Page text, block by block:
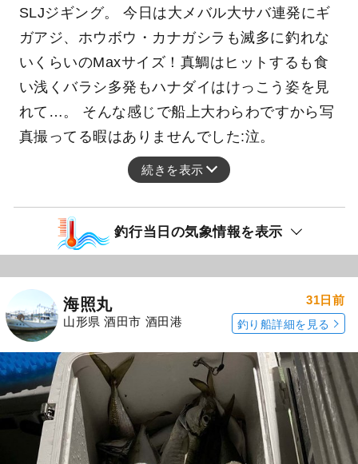
SLJジギング。 今日は大メバル大サバ連発にギ
ガアジ、ホウボウ・カナガシラも滅多に釣れな
いくらいのMaxサイズ！真鯛はヒットするも食
い浅くバラシ多発もハナダイはけっこう姿を見
れて…。 そんな感じで船上大わらわですから写
真撮ってる暇はありませんでした:泣。
続きを表示
釣行当日の気象情報を表示
海照丸
山形県 酒田市 酒田港
31日前
釣り船詳細を見る